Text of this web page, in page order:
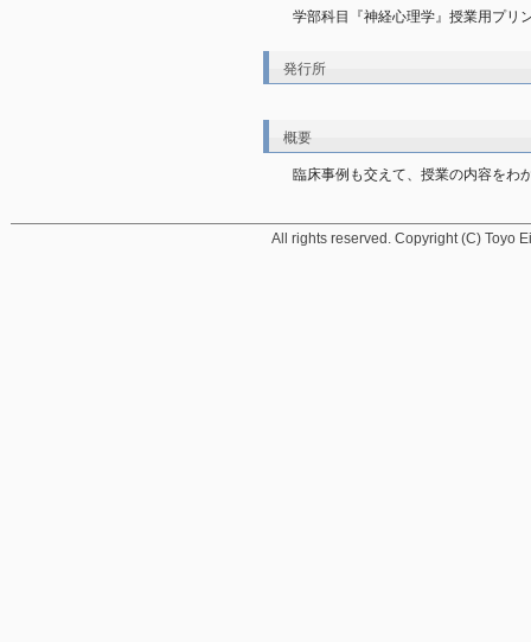
学部科目『神経心理学』授業用プリ
発行所
概要
臨床事例も交えて、授業の内容をわ